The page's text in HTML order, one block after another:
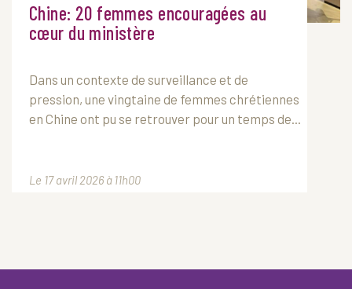
Chine: 20 femmes encouragées au
cœur du ministère
Dans un contexte de surveillance et de
pression, une vingtaine de femmes chrétiennes
en Chine ont pu se retrouver pour un temps de...
Le 17 avril 2026 à 11h00